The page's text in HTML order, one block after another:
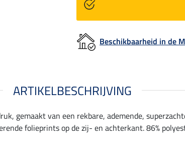
Beschikbaarheid in de
ARTIKELBESCHRIJVING
gemaakt van een rekbare, ademende,
folieprints op de zij- en achterkant. 86%